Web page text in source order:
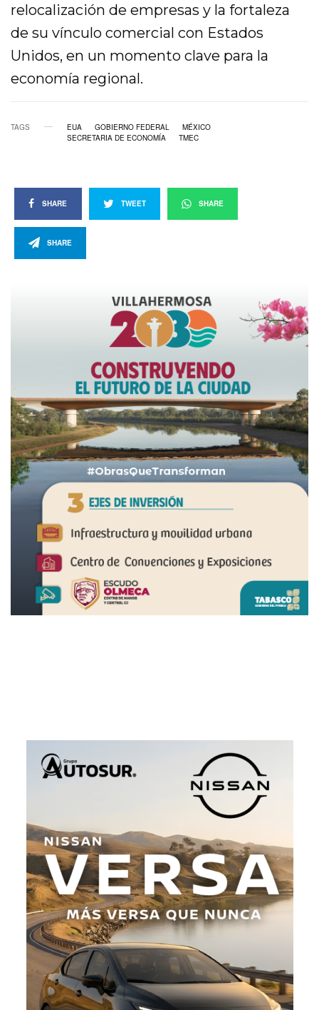
relocalización de empresas y la fortaleza
de su vínculo comercial con Estados
Unidos, en un momento clave para la
economía regional.
TAGS EUA GOBIERNO FEDERAL
MÉXICO
SECRETARIA DE ECONOMÍA
TMEC
SHARE TWEET SHARE
SHARE